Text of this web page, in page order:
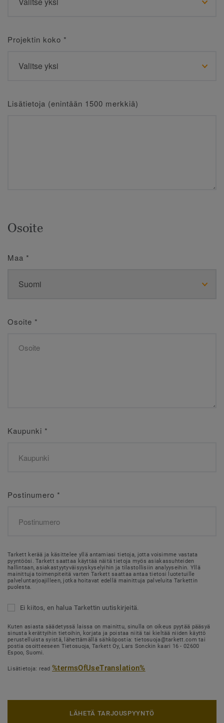
Projektin koko *
Lisätietoja (enintään 1500 merkkiä)
Osoite
Maa *
Osoite *
Kaupunki *
Postinumero *
Tarkett kerää ja käsittelee yllä antamiasi tietoja, jotta voisimme vastata
pyyntöösi. Tarkett saattaa käyttää näitä tietoja myös asiakassuhteiden
hallintaan, asiakastyytyväisyyskyselyihin ja tilastollisiin analyyseihin. Yllä
mainittuja toimenpiteitä varten Tarkett saattaa antaa tietosi luotetuille
palveluntarjoajilleen, jotka hoitavat edellä mainittuja palveluita Tarkettin
puolesta.
Ei kiitos, en halua Tarkettin uutiskirjeitä.
Kuten asiasta säädetyssä laissa on mainittu, sinulla on oikeus pyytää pääsyä
sinusta kerättyihin tietoihin, korjata ja poistaa niitä tai kieltää niiden käyttö
perustelluista syistä, lähettämällä sähköpostia: tietosuoja@tarkett.com tai
postia osoitteeseen Tietosuoja, Tarkett Oy, Lars Sonckin kaari 16 - 02600
Espoo, Suomi.
Lisätietoja: read%termsOfUseTranslation%
LÄHETÄ TARJOUSPYYNTÖ